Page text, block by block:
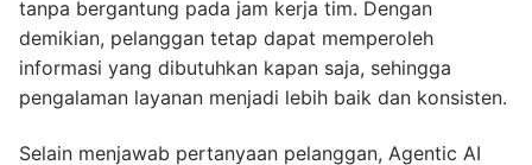
tanpa bergantung pada jam kerja tim. Dengan
demikian, pelanggan tetap dapat memperoleh
informasi yang dibutuhkan kapan saja, sehingga
pengalaman layanan menjadi lebih baik dan konsisten.
Selain menjawab pertanyaan pelanggan, Agentic AI